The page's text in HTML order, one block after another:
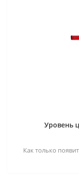
Уровень
Как только